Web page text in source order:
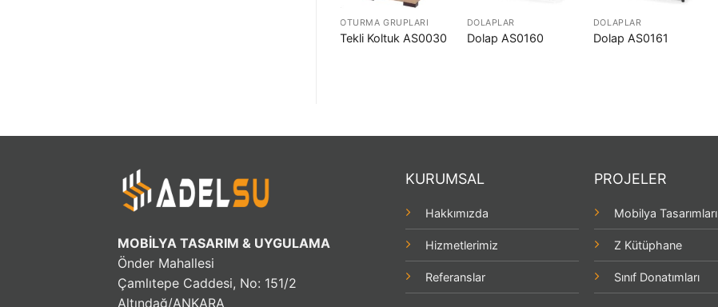
OTURMA GRUPLARI
Tekli Koltuk AS0030
DOLAPLAR
Dolap AS0160
DOLAPLAR
Dolap AS0161
MOBİLYA TASARIM & UYGULAMA
Önder Mahallesi
Çamlıtepe Caddesi, No: 151/2
Altındağ/ANKARA
KURUMSAL
Hakkımızda
Hizmetlerimiz
Referanslar
PROJELER
Mobilya Tasarımları
Z Kütüphane
Sınıf Donatımları